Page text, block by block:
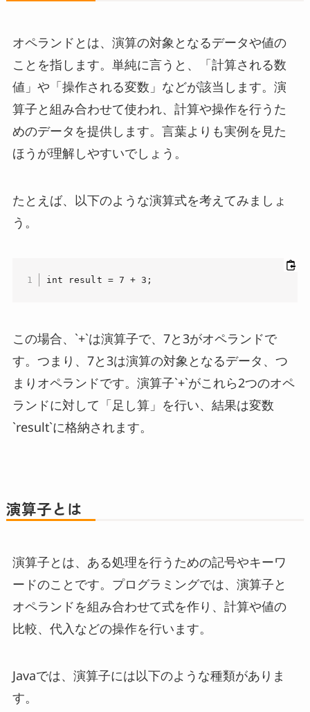
オペランドとは、演算の対象となるデータや値の
ことを指します。単純に言うと、「計算される数
値」や「操作される変数」などが該当します。演
算子と組み合わせて使われ、計算や操作を行うた
めのデータを提供します。言葉よりも実例を見た
ほうが理解しやすいでしょう。
たとえば、以下のような演算式を考えてみましょ
う。
int result = 7 + 3;
この場合、`+`は演算子で、7と3がオペランドで
す。つまり、7と3は演算の対象となるデータ、つ
まりオペランドです。演算子`+`がこれら2つのオペ
ランドに対して「足し算」を行い、結果は変数
`result`に格納されます。
演算子とは
演算子とは、ある処理を行うための記号やキーワ
ードのことです。プログラミングでは、演算子と
オペランドを組み合わせて式を作り、計算や値の
比較、代入などの操作を行います。
Javaでは、演算子には以下のような種類がありま
す。